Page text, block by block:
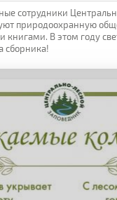
сотрудники
природоохранную
В этом году
сборника!